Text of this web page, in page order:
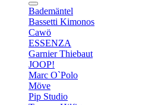
Bademäntel
Bassetti Kimonos
Cawö
ESSENZA
Garnier Thiebaut
JOOP!
Marc O`Polo
Möve
Pip Studio